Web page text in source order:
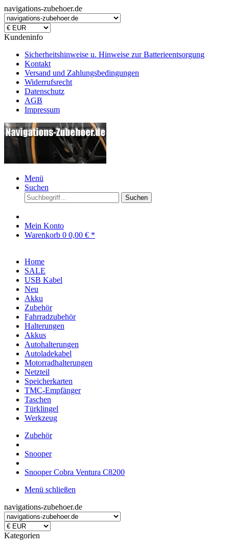
navigations-zubehoer.de
Kundeninfo
Sicherheitshinweise u. Hinweise zur Batterieentsorgung
Kontakt
Versand und Zahlungsbedingungen
Widerrufsrecht
Datenschutz
AGB
Impressum
Menü
Suchen
Suchen
Mein Konto
Warenkorb 0 0,00 € *
Home
SALE
USB Kabel
Neu
Akku
Zubehör
Fahrradzubehör
Halterungen
Akkus
Autohalterungen
Autoladekabel
Motorradhalterungen
Netzteil
Speicherkarten
TMC-Empfänger
Taschen
Türklingel
Werkzeug
Zubehör
Snooper
Snooper Cobra Ventura C8200
Menü schließen
navigations-zubehoer.de
Kategorien